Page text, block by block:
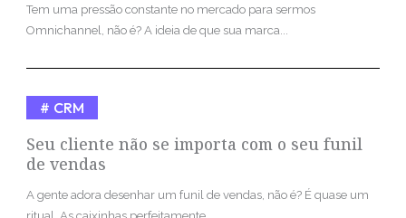
Tem uma pressão constante no mercado para sermos
Omnichannel, não é? A ideia de que sua marca...
Seu cliente não se importa com o seu funil
de vendas
CRM
A gente adora desenhar um funil de vendas, não é? É quase um